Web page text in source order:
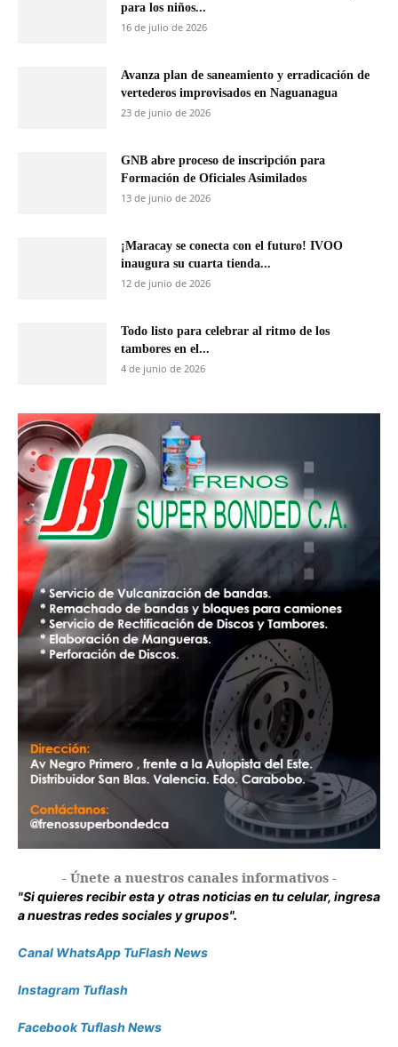
para los niños...
16 de julio de 2026
Avanza plan de saneamiento y erradicación de
vertederos improvisados en Naguanagua
23 de junio de 2026
GNB abre proceso de inscripción para
Formación de Oficiales Asimilados
13 de junio de 2026
¡Maracay se conecta con el futuro! IVOO
inaugura su cuarta tienda...
12 de junio de 2026
Todo listo para celebrar al ritmo de los
tambores en el...
4 de junio de 2026
- Únete a nuestros canales informativos -
"Si quieres recibir esta y otras noticias en tu celular, ingresa
a nuestras redes sociales y grupos".
Canal WhatsApp TuFlash News
Instagram Tuflash
Facebook Tuflash News